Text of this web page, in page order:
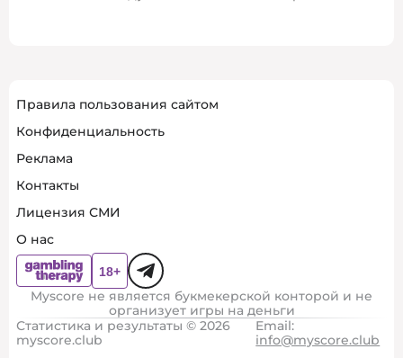
Правила пользования сайтом
Конфиденциальность
Реклама
Контакты
Лицензия СМИ
О нас
Myscore не является букмекерской конторой и не
организует игры на деньги
Статистика и результаты © 2026
myscore.club
Email:
info@myscore.club